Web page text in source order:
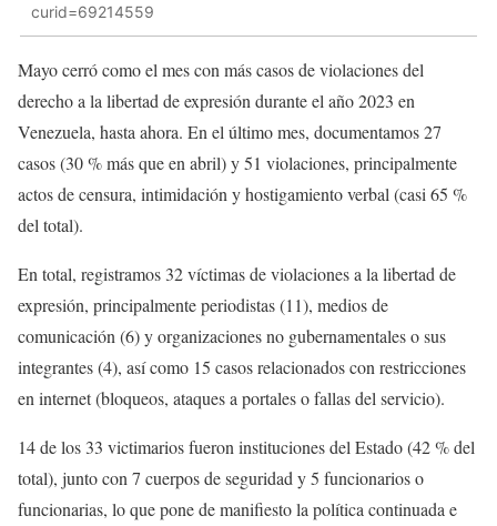
curid=69214559
Mayo cerró como el mes con más casos de violaciones del
derecho a la libertad de expresión durante el año 2023 en
Venezuela, hasta ahora. En el último mes, documentamos 27
casos (30 % más que en abril) y 51 violaciones, principalmente
actos de censura, intimidación y hostigamiento verbal (casi 65 %
del total).
En total, registramos 32 víctimas de violaciones a la libertad de
expresión, principalmente periodistas (11), medios de
comunicación (6) y organizaciones no gubernamentales o sus
integrantes (4), así como 15 casos relacionados con restricciones
en internet (bloqueos, ataques a portales o fallas del servicio).
14 de los 33 victimarios fueron instituciones del Estado (42 % del
total), junto con 7 cuerpos de seguridad y 5 funcionarios o
funcionarias, lo que pone de manifiesto la política continuada e